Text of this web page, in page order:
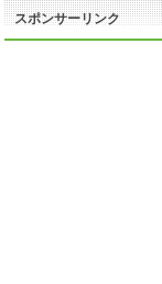
スポンサーリンク